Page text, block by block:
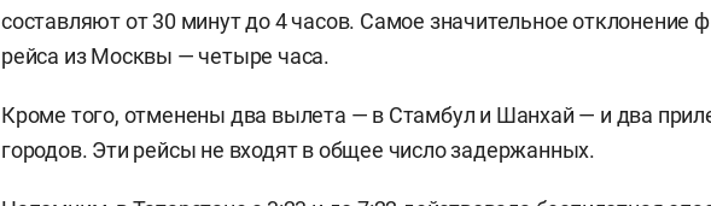
составляют от 30 минут до 4 часов. Самое значительное отклонение
рейса из Москвы — четыре часа.
Кроме того, отменены два вылета — в Стамбул и Шанхай — и два
городов. Эти рейсы не входят в общее число задержанных.